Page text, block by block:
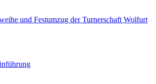
und Festumzug der Turnerschaft Wolfurt